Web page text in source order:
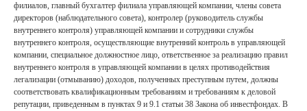
филиалов, главный бухгалтер филиала управляющей компании, члены совета
директоров (наблюдательного совета), контролер (руководитель службы
внутреннего контроля) управляющей компании и сотрудники службы
внутреннего контроля, осуществляющие внутренний контроль в управляющей
компании, специальное должностное лицо, ответственное за реализацию правил
внутреннего контроля в управляющей компании в целях противодействия
легализации (отмыванию) доходов, полученных преступным путем, должны
соответствовать квалификационным требованиям и требованиям к деловой
репутации, приведенным в пунктах 9 и 9.1 статьи 38 Закона об инвестфондах. В